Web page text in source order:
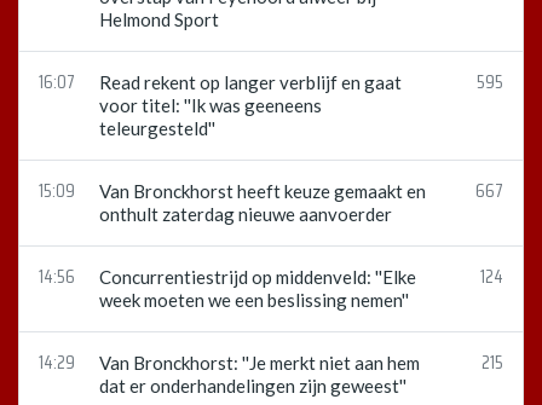
Helmond Sport
16:07
Read rekent op langer verblijf en gaat
voor titel: ''Ik was geeneens
teleurgesteld''
595
15:09
Van Bronckhorst heeft keuze gemaakt en
onthult zaterdag nieuwe aanvoerder
667
14:56
Concurrentiestrijd op middenveld: ''Elke
week moeten we een beslissing nemen''
124
14:29
Van Bronckhorst: ''Je merkt niet aan hem
dat er onderhandelingen zijn geweest''
215